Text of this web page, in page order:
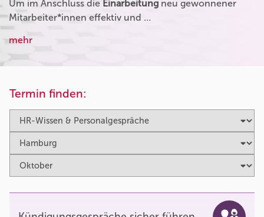
Um im Anschluss die Einarbeitung neu gewonnener
Mitarbeiter*innen effektiv und …
mehr
Termin finden: